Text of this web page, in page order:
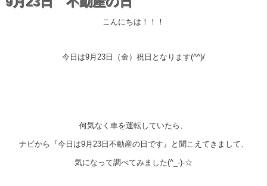
こんにちは！！！
今日は9月23日（金）祝日となります(^^)/
何気なく車を運転していたら、
ナビから『今日は9月23日不動産の日です』と聞こえてきまして、
気になって調べてみました(^_-)-☆